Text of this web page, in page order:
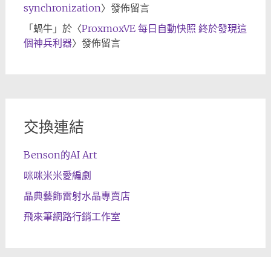
synchronization〉發佈留言
「 蝸牛」於〈ProxmoxVE 每日自動快照 終於發現這
個神兵利器〉發佈留言
交換連結
Benson的AI Art
咪咪米米愛編劇
晶典藝飾雷射水晶專賣店
飛來筆網路行銷工作室